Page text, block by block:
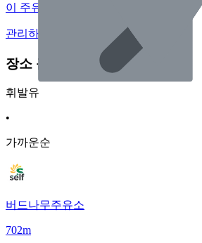
이 주유소의 사장님이신가요?
관리하기
장소 근처 주유소
휘발유
•
가까운순
버드나무주유소
702m